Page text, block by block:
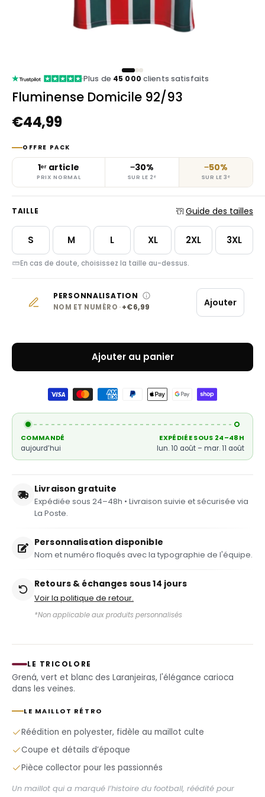
Plus de 45 000 clients satisfaits
Fluminense Domicile 92/93
€44,99
OFFRE PACK
1ᵉʳ article
PRIX NORMAL
−30%
SUR LE 2ᵉ
−50%
SUR LE 3ᵉ
TAILLE Guide des tailles
S M L XL 2XL 3XL
En cas de doute, choisissez la taille au-dessus.
PERSONNALISATION
NOM ET NUMÉRO +€6,99 Ajouter
Ajouter au panier
COMMANDÉ
aujourd’hui
EXPÉDIÉE SOUS 24–48H
lun. 10 août – mar. 11 août
Livraison gratuite
Expédiée sous 24–48h • Livraison suivie et sécurisée via
La Poste.
Personnalisation disponible
Nom et numéro floqués avec la typographie de l'équipe.
Retours & échanges sous 14 jours
Voir la politique de retour.
*Non applicable aux produits personnalisés
LE TRICOLORE
Grená, vert et blanc des Laranjeiras, l'élégance carioca
dans les veines.
LE MAILLOT RÉTRO
Réédition en polyester, fidèle au maillot culte
Coupe et détails d’époque
Pièce collector pour les passionnés
Un maillot qui a marqué l’histoire du football, réédité pour